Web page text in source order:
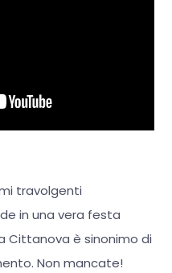
travolgenti
in una vera festa
Cittanova è sinonimo di
Non mancate!